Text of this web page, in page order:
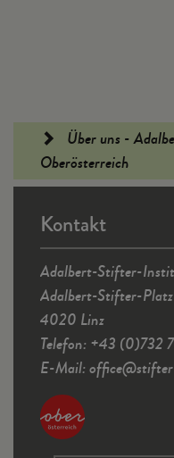
Fußleiste
Über uns -
Oberösterreich
Kontakt
Adalbert-Stifter-
Adalbert-Stifter-Platz
4020 Linz
Telefon: +43 (0)732
E-Mail:office@